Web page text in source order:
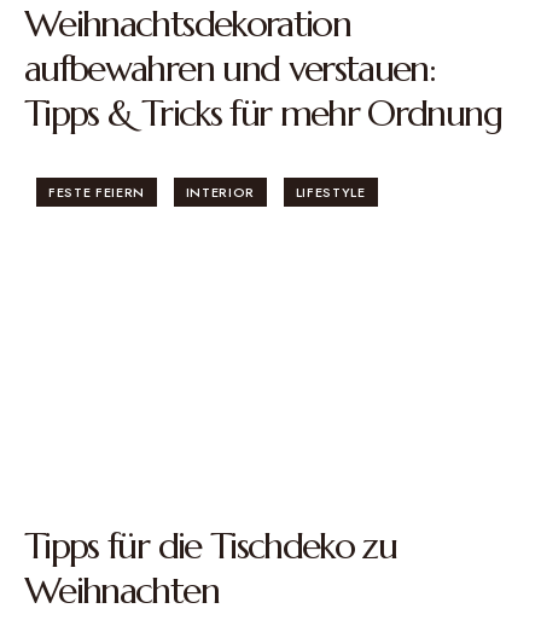
Weihnachtsdekoration
aufbewahren und verstauen:
Tipps & Tricks für mehr Ordnung
FESTE FEIERN INTERIOR LIFESTYLE
Tipps für die Tischdeko zu
Weihnachten